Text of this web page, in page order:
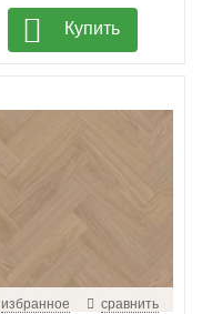
Купить
избранное сравнить